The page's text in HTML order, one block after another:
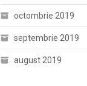
octombrie 2019
septembrie 2019
august 2019